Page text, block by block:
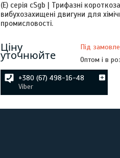
(E) серія cSgb | Трифазні
вибухозахищені двигуни для
промисловості.
Ціну
уточнюйте
Під
Оптом і в
+380 (67) 498-16-48
Viber